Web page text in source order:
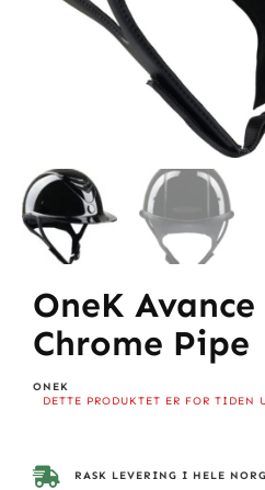
OneK Avance
Chrome Pipe
ONEK
DETTE PRODUKTET ER FOR TIDEN
RASK LEVERING I HELE